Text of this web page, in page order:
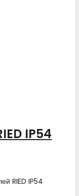
IP54
RIED IP54